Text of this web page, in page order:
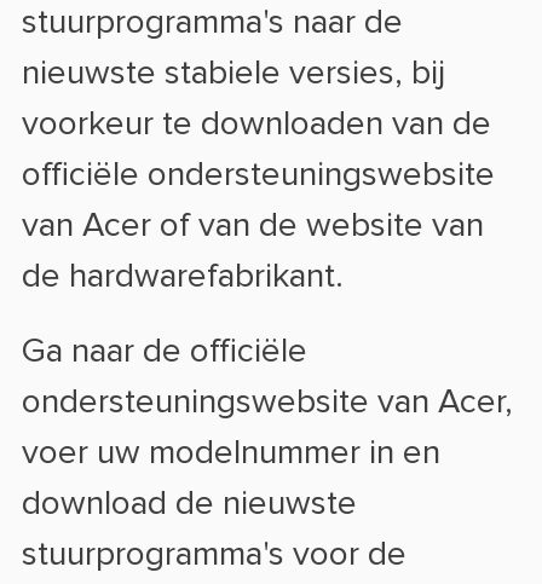
stuurprogramma's naar de
nieuwste stabiele versies, bij
voorkeur te downloaden van de
officiële ondersteuningswebsite
van Acer of van de website van
de hardwarefabrikant.
Ga naar de officiële
ondersteuningswebsite van Acer,
voer uw modelnummer in en
download de nieuwste
stuurprogramma's voor de